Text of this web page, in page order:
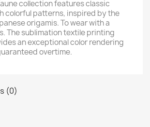
collection features classic
colorful patterns, inspired by the
origamis. To wear with a
The sublimation textile printing
an exceptional color rendering
overtime.
(0)